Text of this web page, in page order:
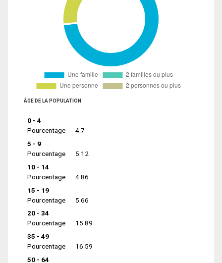
ÂGE DE LA POPULATION
0 - 4
Pourcentage
4.7
5 - 9
Pourcentage
5.12
10 - 14
Pourcentage
4.86
15 - 19
Pourcentage
5.66
20 - 34
Pourcentage
15.89
35 - 49
Pourcentage
16.59
50 - 64